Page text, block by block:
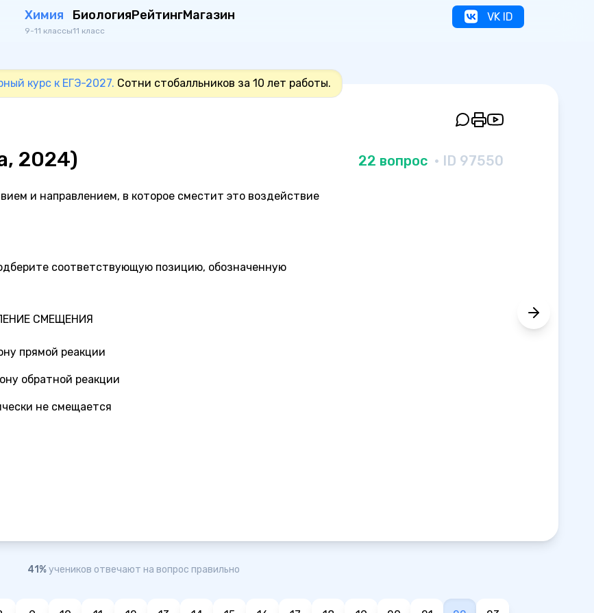
Химия
9-11 классы
Биология
11 класс
РейтингМагазин VK ID
курс к ЕГЭ-2027. Сотни стобалльников за 10 лет работы.
2024) 22 вопрос · ID 97550
и направлением, в которое сместит это воздействие
соответствующую позицию, обозначенную
СМЕЩЕНИЯ
прямой реакции
обратной реакции
не смещается
41%учеников отвечают на вопрос правильно